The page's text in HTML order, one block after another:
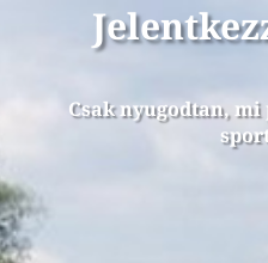
Csak nyugodtan,